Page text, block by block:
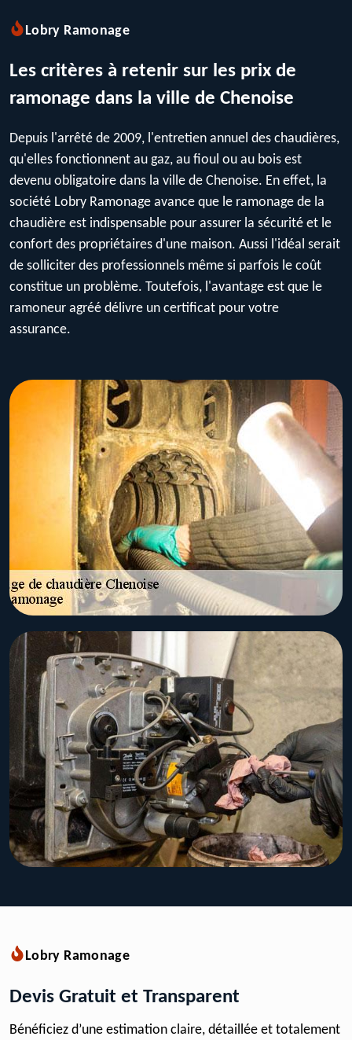
Lobry Ramonage
Les critères à retenir sur les prix de
ramonage dans la ville de Chenoise
Depuis l'arrêté de 2009, l'entretien annuel des chaudières,
qu'elles fonctionnent au gaz, au fioul ou au bois est
devenu obligatoire dans la ville de Chenoise. En effet, la
société Lobry Ramonage avance que le ramonage de la
chaudière est indispensable pour assurer la sécurité et le
confort des propriétaires d'une maison. Aussi l'idéal serait
de solliciter des professionnels même si parfois le coût
constitue un problème. Toutefois, l'avantage est que le
ramoneur agréé délivre un certificat pour votre
assurance.
Lobry Ramonage
Devis Gratuit et Transparent
Bénéficiez d’une estimation claire, détaillée et totalement